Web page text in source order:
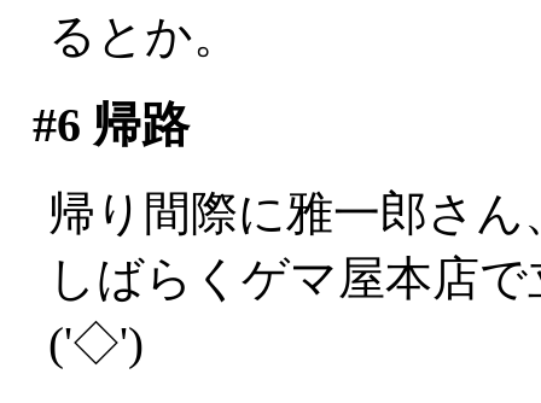
るとか。
#6 帰路
帰り間際に雅一郎さん
しばらくゲマ屋本店
('◇')ゞ